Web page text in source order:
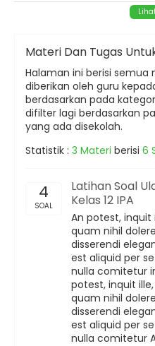
Materi Dan Tugas
Halaman ini berisi
diberikan oleh guru
berdasarkan pada
difilter lagi berdasarkan
yang ada disekolah.
Statistik : 3 Materi berisi 6
4
SOAL
Latihan Soal
Kelas 12 IPA
An potest, inquit
quam nihil
disserendi
est aliquid per
nulla comitetur
potest, inquit
quam nihil
disserendi
est aliquid per
nulla comitetur